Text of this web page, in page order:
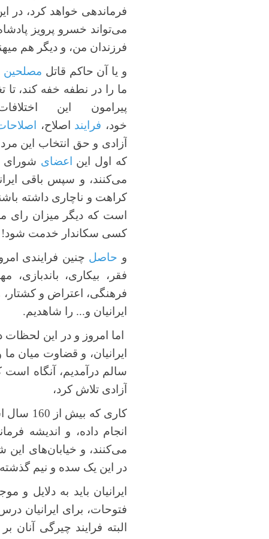
فرماندهی خواهد کرد، در
می‌تواند خسرو پرویز
فرزندان من، و دیگر هم
و یا آن حاکم قاتل مصلحین
ما را در نطفه خفه کند،
پیرامون این
خود، فرایند اصلاح،
آزادی و حق انتخاب این
که اول این
اعضای شورای
می‌کنند، و سپس باقی
کراهت و ناچاری داشته
است که دیگر میزان رای
کسی سکاندار خدمت شود!
و حاصل چنین فرایندی
فقر، بیکاری،
فرهنگی، اعتراض و
ایرانیان و... را شاهدیم.
اما امروز و در این لحظات
ایرانیان، و قضاوت میان
سالم درآمدیم، آنگاه است
آزادی تلاش کرد،
کاری
انجام داده، و اندیشه
می‌کنند، و خیابان‌های
در این یک سده و نیم
ایرانیان باید به دلایل و
فتوحات، برای ایرانیان
البته فرایند چیرگی